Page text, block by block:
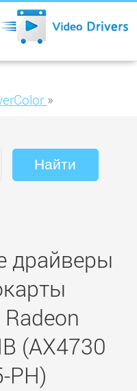
»
драйверы
(AX4730
PH)